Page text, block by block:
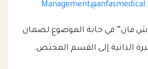
فان” في خانة الموضوع لضمان
الذاتية إلى القسم المختص.